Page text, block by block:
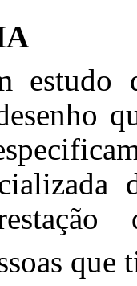
estudo